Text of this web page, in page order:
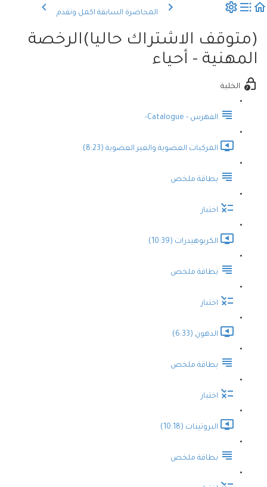
المحاضرة السابقة اكمل وتقدم
(متوقف الاشتراك حاليا)الرخصة
المهنية - أحياء
الخلية
الفهرس - Catalogue-
المركبات العضوية والغير العضوية (8:23)
بطاقة ملخص
اختبار
الكربوهيدرات (10:39)
بطاقة ملخص
اختبار
الدهون (6:33)
بطاقة ملخص
اختبار
البروتينات (10:18)
بطاقة ملخص